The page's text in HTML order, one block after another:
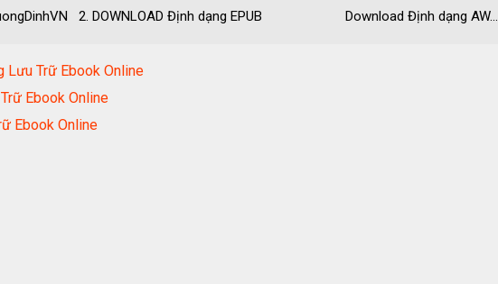
TruongDinhVN 2. DOWNLOAD Định dạng EPUB Download Định dạng AW...
Lưu Trữ Ebook Online
Ebook Online
Ebook Online